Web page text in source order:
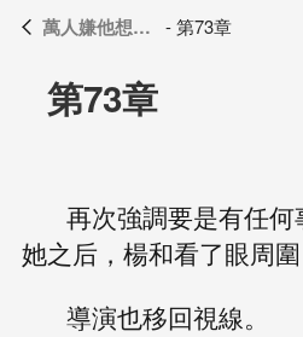
萬人嫌他想開了
第73章
再次強調要是有任
她之后，楊和看了眼周圍
導演也移回視線。
萬人嫌他想開了 - 第73章